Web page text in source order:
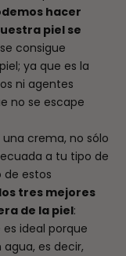
hacer
piel se
consigue
ya que es la
ni agentes
no se escape
crema, no sólo
a tu tipo de
estos
los tres mejores
de la piel:
es ideal porque
es decir,